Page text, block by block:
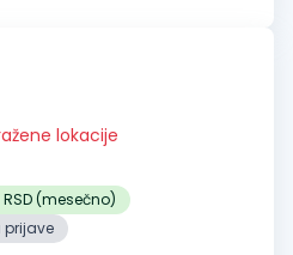
lokacije
(mesečno)
prijave